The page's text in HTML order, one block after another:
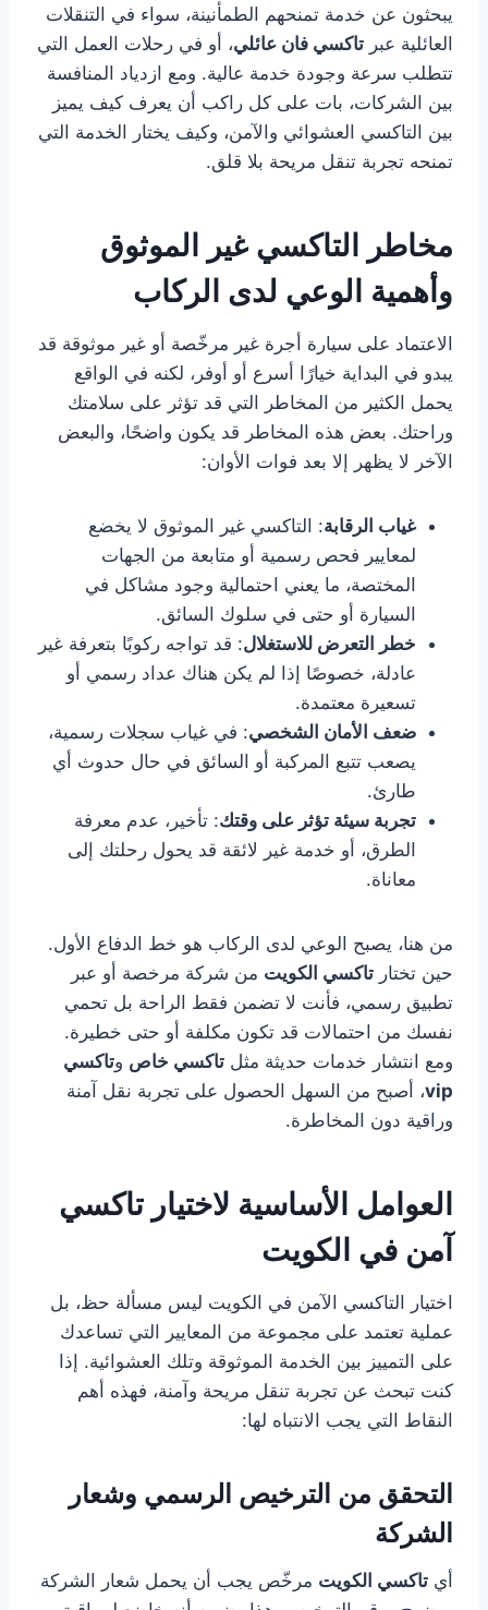
يبحثون عن خدمة تمنحهم الطمأنينة، سواء في التنقلات
العائلية عبر تاكسي فان عائلي، أو في رحلات العمل التي
تتطلب سرعة وجودة خدمة عالية. ومع ازدياد المنافسة
بين الشركات، بات على كل راكب أن يعرف كيف يميز
بين التاكسي العشوائي والآمن، وكيف يختار الخدمة التي
تمنحه تجربة تنقل مريحة بلا قلق.
مخاطر التاكسي غير الموثوق
وأهمية الوعي لدى الركاب
الاعتماد على سيارة أجرة غير مرخّصة أو غير موثوقة قد
يبدو في البداية خيارًا أسرع أو أوفر، لكنه في الواقع
يحمل الكثير من المخاطر التي قد تؤثر على سلامتك
وراحتك. بعض هذه المخاطر قد يكون واضحًا، والبعض
الآخر لا يظهر إلا بعد فوات الأوان:
غياب الرقابة: التاكسي غير الموثوق لا يخضع
لمعايير فحص رسمية أو متابعة من الجهات
المختصة، ما يعني احتمالية وجود مشاكل في
السيارة أو حتى في سلوك السائق.
خطر التعرض للاستغلال: قد تواجه ركوبًا بتعرفة غير
عادلة، خصوصًا إذا لم يكن هناك عداد رسمي أو
تسعيرة معتمدة.
ضعف الأمان الشخصي: في غياب سجلات رسمية،
يصعب تتبع المركبة أو السائق في حال حدوث أي
طارئ.
تجربة سيئة تؤثر على وقتك: تأخير، عدم معرفة
الطرق، أو خدمة غير لائقة قد يحول رحلتك إلى
معاناة.
من هنا، يصبح الوعي لدى الركاب هو خط الدفاع الأول.
حين تختار تاكسي الكويت من شركة مرخصة أو عبر
تطبيق رسمي، فأنت لا تضمن فقط الراحة بل تحمي
نفسك من احتمالات قد تكون مكلفة أو حتى خطيرة.
ومع انتشار خدمات حديثة مثل تاكسي خاص وتاكسي
vip، أصبح من السهل الحصول على تجربة نقل آمنة
وراقية دون المخاطرة.
العوامل الأساسية لاختيار تاكسي
آمن في الكويت
اختيار التاكسي الآمن في الكويت ليس مسألة حظ، بل
عملية تعتمد على مجموعة من المعايير التي تساعدك
على التمييز بين الخدمة الموثوقة وتلك العشوائية. إذا
كنت تبحث عن تجربة تنقل مريحة وآمنة، فهذه أهم
النقاط التي يجب الانتباه لها:
التحقق من الترخيص الرسمي وشعار
الشركة
أي تاكسي الكويت مرخّص يجب أن يحمل شعار الشركة